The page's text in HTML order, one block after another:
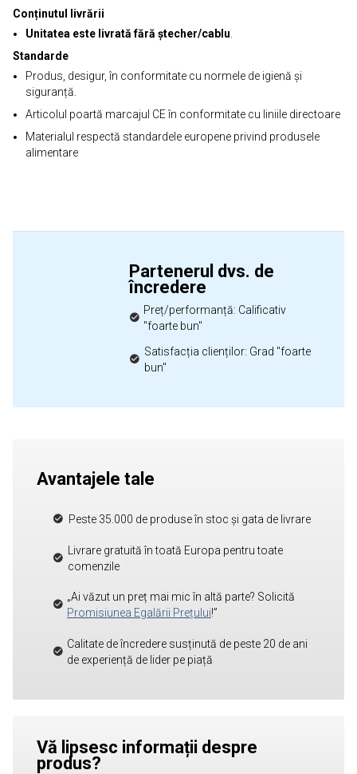
Conținutul livrării
Unitatea este livrată fără ștecher/cablu
Standarde
Produs, desigur, în conformitate cu normele de igienă și
siguranță.
Articolul poartă marcajul CE în conformitate cu liniile directoare
Materialul respectă standardele europene privind produsele
alimentare
Partenerul dvs. de
încredere
Preț/performanță: Calificativ
"foarte bun"
Satisfacția clienților: Grad "foarte
bun"
Avantajele tale
Peste 35.000 de produse în stoc și gata de livrare
Livrare gratuită în toată Europa pentru toate
comenzile
„Ai văzut un preț mai mic în altă parte? Solicită
Promisiunea Egalării Prețului!”
Calitate de încredere susținută de peste 20 de ani
de experiență de lider pe piață
Vă lipsesc informații despre
produs?